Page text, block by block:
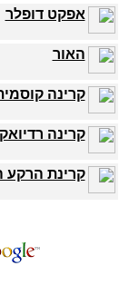
אפקט דופלר
האור
קרינה
קרינה
קרינת הרקע